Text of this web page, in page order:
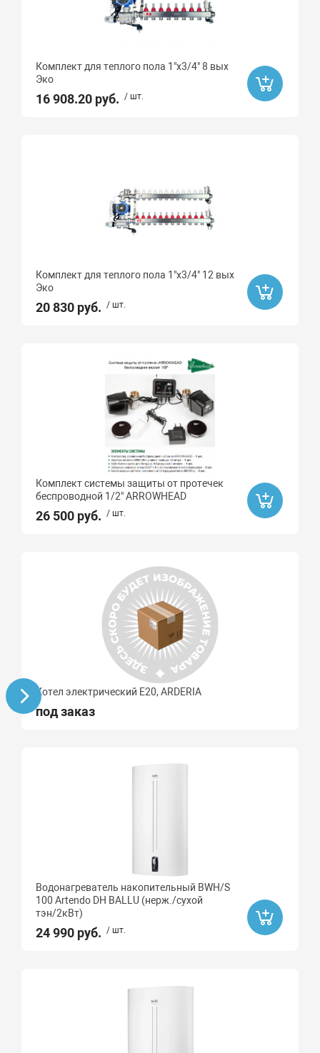
Комплект для теплого пола 1"х3/4" 8 вых
Эко
16 908.20 руб. / шт.
Комплект для теплого пола 1"х3/4" 12 вых
Эко
20 830 руб. / шт.
Комплект системы защиты от протечек
беcпроводной 1/2" ARROWHEAD
26 500 руб. / шт.
Котел электрический E20, ARDERIA
под заказ
Водонагреватель накопительный BWH/S
100 Artendo DH BALLU (нерж./сухой
тэн/2кВт)
24 990 руб. / шт.